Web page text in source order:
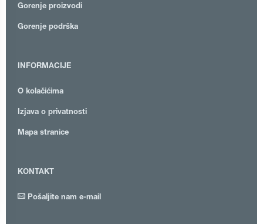
Gorenje proizvodi
Gorenje podrška
INFORMACIJE
O kolačićima
Izjava o privatnosti
Mapa stranice
KONTAKT
Pošaljite nam e-mail